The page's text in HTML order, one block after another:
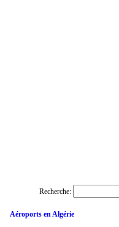
Recherche:
Aéroports en Algérie